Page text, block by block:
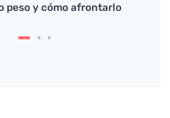
peso y cómo afrontarlo